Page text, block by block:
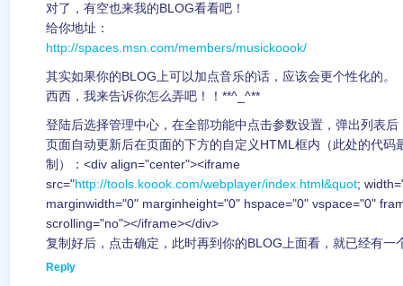
对了，有空也来我的BLOG看看吧！
给你地址：
http://spaces.msn.com/members/musickoook/
其实如果你的BLOG上可以加点音乐的话，应该会更个性化的。
西西，我来告诉你怎么弄吧！！**^_^**
登陆后选择管理中心，在全部功能中点击参数设置，弹出列表
页面自动更新后在页面的下方的自定义HTML框内（此处的代码
制）：<div align="center"><iframe
src="http://tools.koook.com/webplayer/index.html&quot;
marginwidth="0" marginheight="0" hspace="0" vspace="0"
scrolling="no"></iframe></div>
复制好后，点击确定，此时再到你的BLOG上面看，就已经有
Reply